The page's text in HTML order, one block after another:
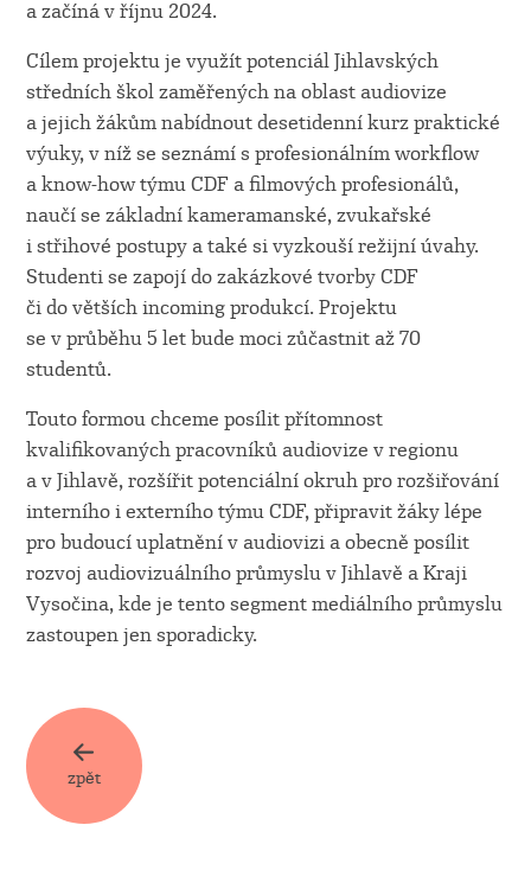
a začíná v říjnu 2024.
Cílem projektu je využít potenciál Jihlavských
středních škol zaměřených na oblast audiovize
a jejich žákům nabídnout desetidenní kurz praktické
výuky, v níž se seznámí s profesionálním workflow
a know-how týmu CDF a filmových profesionálů,
naučí se základní kameramanské, zvukařské
i střihové postupy a také si vyzkouší režijní úvahy.
Studenti se zapojí do zakázkové tvorby CDF
či do větších incoming produkcí. Projektu
se v průběhu 5 let bude moci zůčastnit až 70
studentů.
Touto formou chceme posílit přítomnost
kvalifikovaných pracovníků audiovize v regionu
a v Jihlavě, rozšířit potenciální okruh pro rozšiřování
interního i externího týmu CDF, připravit žáky lépe
pro budoucí uplatnění v audiovizi a obecně posílit
rozvoj audiovizuálního průmyslu v Jihlavě a Kraji
Vysočina, kde je tento segment mediálního průmyslu
zastoupen jen sporadicky.
zpět